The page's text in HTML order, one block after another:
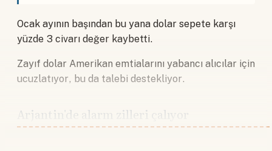
Ocak ayının başından bu yana dolar sepete karşı
yüzde 3 civarı değer kaybetti.
Zayıf dolar Amerikan emtialarını yabancı alıcılar için
ucuzlatıyor, bu da talebi destekliyor.
Arjantin'de alarm zilleri çalıyor